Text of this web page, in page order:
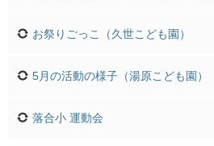
お祭りごっこ（久世こども園）
5月の活動の様子（湯原こども園）
落合小 運動会